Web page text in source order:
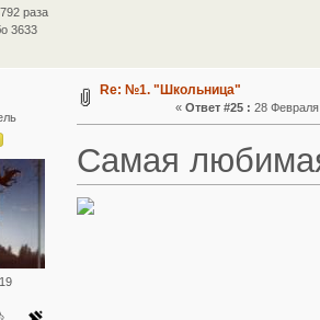
раза
3633
Re: №1. "Школьница"
«Ответ #25 : 28
Самая